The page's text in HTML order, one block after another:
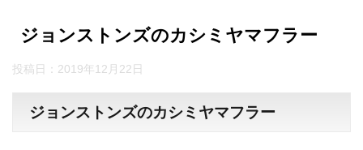
ジョンストンズのカシミヤマフラー
投稿日： 2019年12月22日
ジョンストンズのカシミヤマフラー